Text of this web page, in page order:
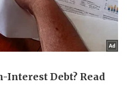
Công nghệ
Trải nghiệm